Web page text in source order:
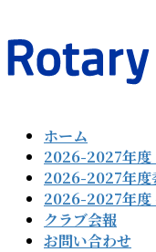
ン
テ
ビ
ゲ
ホーム
2026-2027年
2026-2027年度
2026-2027年度
クラブ会報
お問い合わせ